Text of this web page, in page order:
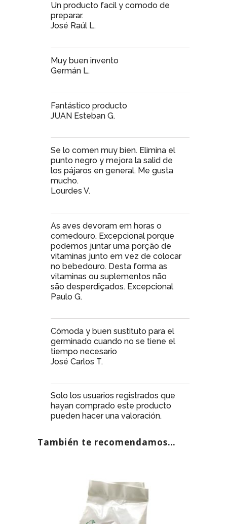
Un producto facil y comodo de
preparar.
José Raúl L.
Muy buen invento
Germán L.
Fantástico producto
JUAN Esteban G.
Se lo comen muy bien. Elimina el
punto negro y mejora la salid de
los pájaros en general. Me gusta
mucho.
Lourdes V.
As aves devoram em horas o
comedouro. Excepcional porque
podemos juntar uma porção de
vitaminas junto em vez de colocar
no bebedouro. Desta forma as
vitaminas ou suplementos não
são desperdiçados. Excepcional
Paulo G.
Cómoda y buen sustituto para el
germinado cuando no se tiene el
tiempo necesario
José Carlos T.
Solo los usuarios registrados que
hayan comprado este producto
pueden hacer una valoración.
También te recomendamos…